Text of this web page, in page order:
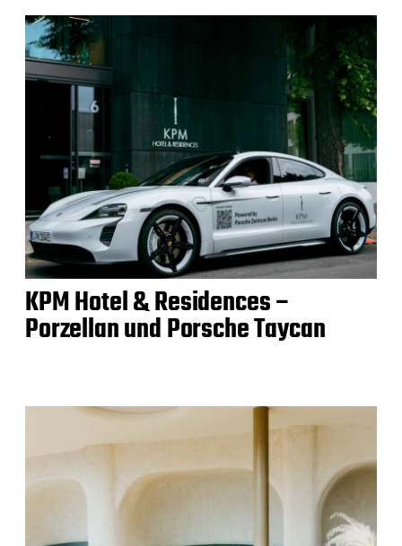
KPM Hotel & Residences –
Porzellan und Porsche Taycan